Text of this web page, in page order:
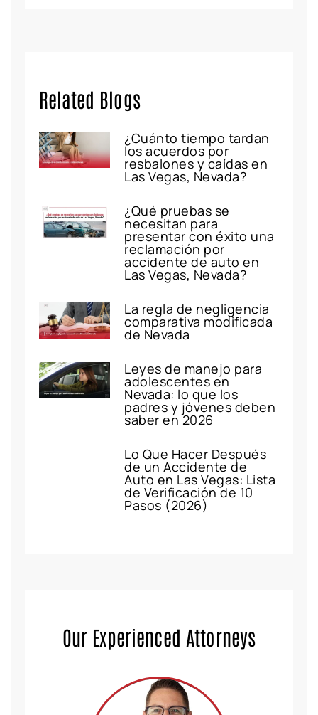
Related Blogs
¿Cuánto tiempo tardan
los acuerdos por
resbalones y caídas en
Las Vegas, Nevada?
¿Qué pruebas se
necesitan para
presentar con éxito una
reclamación por
accidente de auto en
Las Vegas, Nevada?
La regla de negligencia
comparativa modificada
de Nevada
Leyes de manejo para
adolescentes en
Nevada: lo que los
padres y jóvenes deben
saber en 2026
Lo Que Hacer Después
de un Accidente de
Auto en Las Vegas: Lista
de Verificación de 10
Pasos (2026)
Our Experienced Attorneys